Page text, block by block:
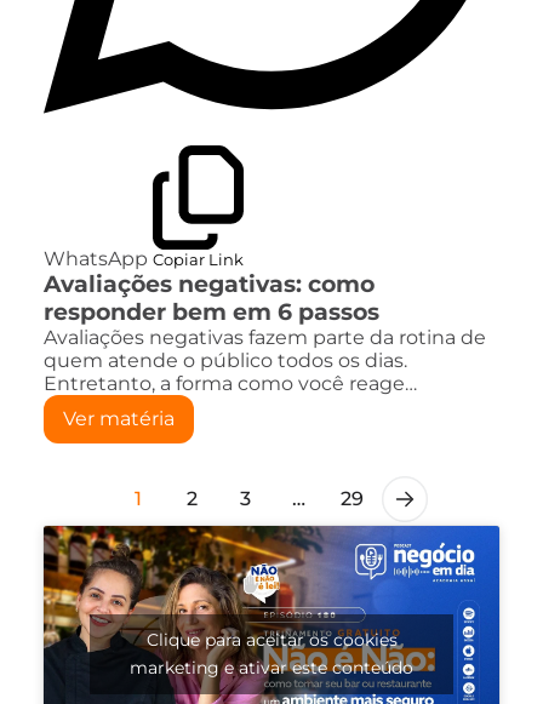
WhatsApp Copiar Link
Avaliações negativas: como
responder bem em 6 passos
Avaliações negativas fazem parte da rotina de
quem atende o público todos os dias.
Entretanto, a forma como você reage…
Ver matéria
1 2 3 … 29
Clique para aceitar os cookies
marketing e ativar este conteúdo